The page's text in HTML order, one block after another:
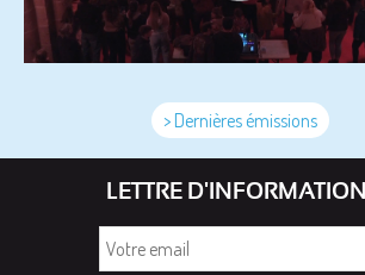
> Dernières émissions
LETTRE D'INFORMATION